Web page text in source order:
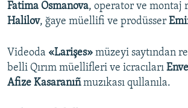
Fatima Osmanova, operator ve montaj
Halilov, ğaye müellifi ve prodüsser
Videoda «Larişes» müzeyi saytından
belli Qırım müellifleri ve icracıları
Afize Kasaranıñmuzıkası qullanıla.